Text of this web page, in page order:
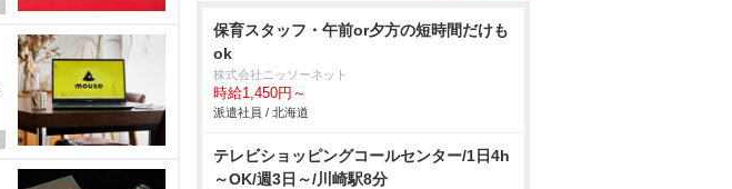
保育スタッフ・午前or夕方の短時間だけも
ok
株式会社ニッソーネット
時給1,450円～
派遣社員 / 北海道
テレビショッピングコールセンター/1日4h
～OK/週3日～/川崎駅8分